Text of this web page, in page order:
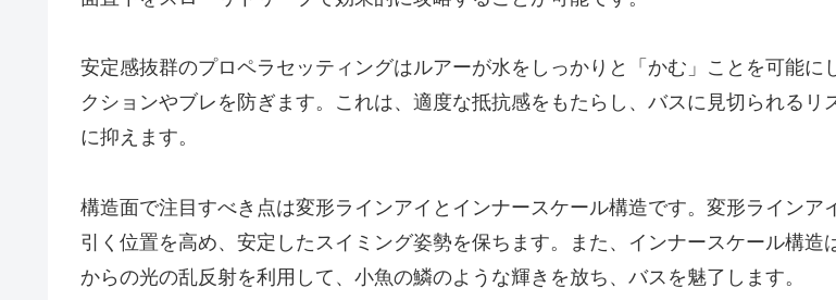
安定感抜群のプロペラセッティングはルアーが水をしっかりと「かむ」ことを可能に
クションやブレを防ぎます。これは、適度な抵抗感をもたらし、バスに見切られるリ
に抑えます。
構造面で注目すべき点は変形ラインアイとインナースケール構造です。変形ラインア
引く位置を高め、安定したスイミング姿勢を保ちます。また、インナースケール構造
からの光の乱反射を利用して、小魚の鱗のような輝きを放ち、バスを魅了します。